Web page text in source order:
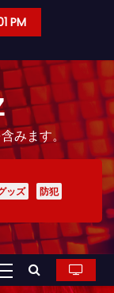
PM
みます。
ッズ
防犯